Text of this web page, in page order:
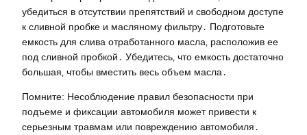
убедиться в отсутствии препятствий и свободном доступе
к сливной пробке и масляному фильтру․ Подготовьте
емкость для слива отработанного масла‚ расположив ее
под сливной пробкой․ Убедитесь‚ что емкость достаточно
большая‚ чтобы вместить весь объем масла․
Помните: Несоблюдение правил безопасности при
подъеме и фиксации автомобиля может привести к
серьезным травмам или повреждению автомобиля․